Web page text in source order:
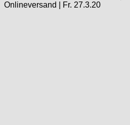
Onlineversand | Fr. 27.3.20